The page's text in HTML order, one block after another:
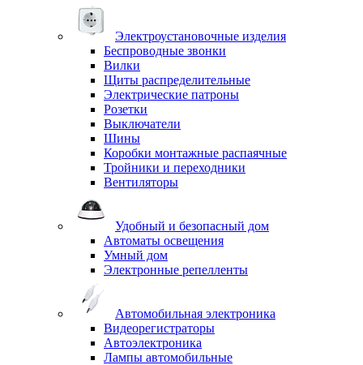
Электроустановочные изделия
Беспроводные звонки
Вилки
Щиты распределительные
Электрические патроны
Розетки
Выключатели
Шины
Коробки монтажные распаячные
Тройники и переходники
Вентиляторы
Удобный и безопасный дом
Автоматы освещения
Умный дом
Электронные репелленты
Автомобильная электроника
Видеорегистраторы
Автоэлектроника
Лампы автомобильные